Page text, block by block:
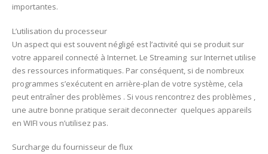
importantes.
L’utilisation du processeur
Un aspect qui est souvent négligé est l’activité qui se produit sur
votre appareil connecté à Internet. Le Streaming sur Internet utilise
des ressources informatiques. Par conséquent, si de nombreux
programmes s’exécutent en arrière-plan de votre système, cela
peut entraîner des problèmes . Si vous rencontrez des problèmes ,
une autre bonne pratique serait deconnecter quelques appareils
en WIFI vous n’utilisez pas.
Surcharge du fournisseur de flux